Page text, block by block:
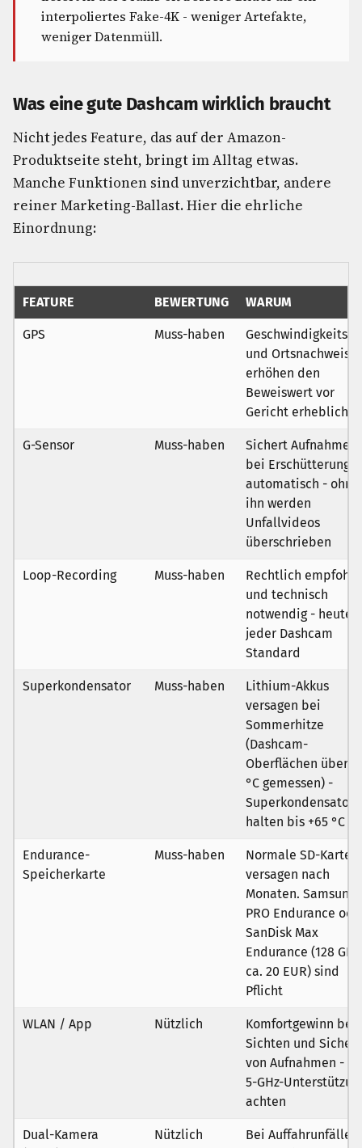
interpoliertes Fake-4K - weniger Artefakte,
weniger Datenmüll.
Was eine gute Dashcam wirklich braucht
Nicht jedes Feature, das auf der Amazon-
Produktseite steht, bringt im Alltag etwas.
Manche Funktionen sind unverzichtbar, andere
reiner Marketing-Ballast. Hier die ehrliche
Einordnung:
FEATURE BEWERTUNG WARUM
GPS Muss-haben
Geschwindigkeits-
und Ortsnachweis
erhöhen den
Beweiswert vor
Gericht erheblich
G-Sensor Muss-haben
Sichert Aufnahmen
bei Erschütterung
automatisch - ohne
ihn werden
Unfallvideos
überschrieben
Loop-Recording Muss-haben
Rechtlich
und technisch
notwendig - heute
jeder Dashcam
Standard
Superkondensator Muss-haben
Lithium-Akkus
versagen bei
Sommerhitze
(Dashcam-
Oberflächen über
°C gemessen) -
halten bis +65 °C
Endurance-
Speicherkarte
Muss-haben
Normale SD-Karten
versagen nach
Monaten. Samsung
PRO Endurance
SanDisk Max
Endurance (128 GB,
ca. 20 EUR) sind
Pflicht
WLAN / App Nützlich
Komfortgewinn
Sichten und
von Aufnahmen -
5-GHz-
achten
Dual-Kamera
Nützlich
Bei Auffahrunfällen